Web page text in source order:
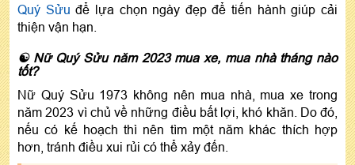
Quý Sửu để lựa chọn ngày đẹp để tiến hành giúp cải
thiện vận hạn.
☯ Nữ Quý Sửu năm 2023 mua xe, mua nhà tháng nào
tốt?
Nữ Quý Sửu 1973 không nên mua nhà, mua xe trong
năm 2023 vì chủ về những điều bất lợi, khó khăn. Do đó,
nếu có kế hoạch thì nên tìm một năm khác thích hợp
hơn, tránh điều xui rủi có thể xảy đến.